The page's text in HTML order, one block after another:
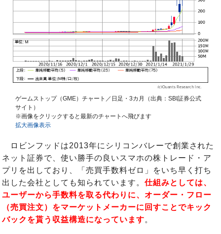
ゲームストップ（GME）チャート／日足・3カ月（出典：SBI証券公式
サイト）
※画像をクリックすると最新のチャートへ飛びます
拡大画像表示
ロビンフッドは2013年にシリコンバレーで創業された
ネット証券で、使い勝手の良いスマホの株トレード・ア
プリを出しており、「売買手数料ゼロ」をいち早く打ち
出した会社としても知られています。 仕組みとしては、
ユーザーから手数料を取る代わりに、オーダー・フロー
（売買注文）をマーケットメーカーに回すことでキック
バックを貰う収益構造になっています。